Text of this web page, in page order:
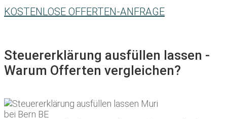
KOSTENLOSE OFFERTEN-ANFRAGE
Steuererklärung ausfüllen lassen -
Warum Offerten vergleichen?